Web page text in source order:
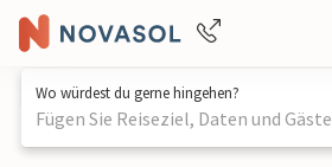
Wo würdest du gerne hingehen?
Fügen Sie Reiseziel, Daten und
1 / 55